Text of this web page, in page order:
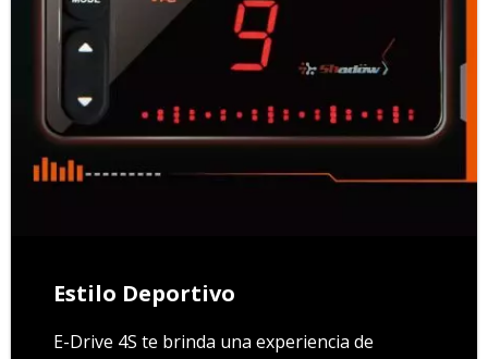
Estilo Deportivo
E-Drive 4S te brinda una experiencia de